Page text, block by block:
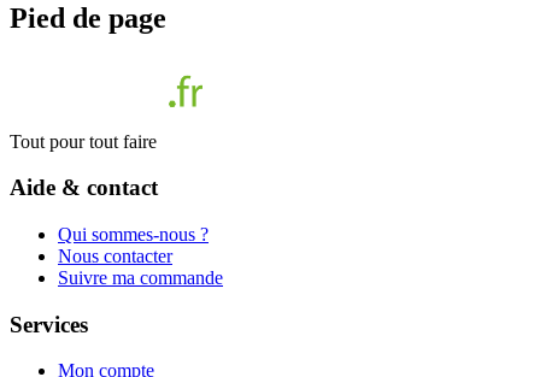
Pied de page
Tout pour tout faire
Aide & contact
Qui sommes-nous ?
Nous contacter
Suivre ma commande
Services
Mon compte